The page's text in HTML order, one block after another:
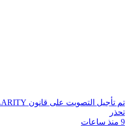
تحذر
9 منذ ساعات